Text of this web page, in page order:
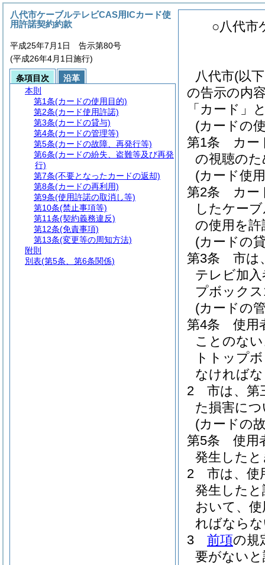
○八代市
八代市(以
の告示の内
「カード」
(カードの
第1条
カー
の視聴の
(カード使
第2条
カー
したケー
の使用を
(カードの
第3条
市は
テレビ加入
プボック
(カードの
第4条
使用
ことのな
トトップ
なければ
2
市は、第
た損害に
(カードの
第5条
使用
発生した
2
市は、使
発生した
おいて、
ればなら
3
前項の規
要がない
八代市ケーブルテレビCAS用ICカード使
用許諾契約約款
平成25年7月1日 告示第80号
(平成26年4月1日施行)
条項目次
沿革
本則
第1条(カードの使用目的)
第2条(カード使用許諾)
第3条(カードの貸与)
第4条(カードの管理等)
第5条(カードの故障、再発行等)
第6条(カードの紛失、盗難等及び再発
行)
第7条(不要となったカードの返却)
第8条(カードの再利用)
第9条(使用許諾の取消し等)
第10条(禁止事項等)
第11条(契約義務違反)
第12条(免責事項)
第13条(変更等の周知方法)
附則
別表(第5条、第6条関係)